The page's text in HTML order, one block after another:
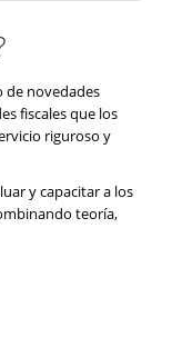
de novedades
fiscales que los
riguroso y
y capacitar a los
teoría,